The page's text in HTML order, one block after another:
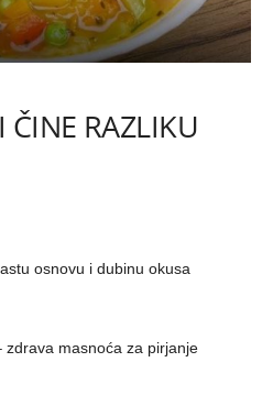
ČINE RAZLIKU
osnovu i dubinu okusa
zdrava masnoća za pirjanje